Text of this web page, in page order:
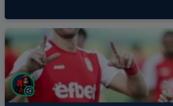
πρώτο αγώνα! Συμβαίνουν και
“φρέσκα κουλούρια” που λέει
έκφραση. Σήμερα ξεκινούν τις
τους οι περισσότερες αγγλικές
αγώνες για τον πρώτο